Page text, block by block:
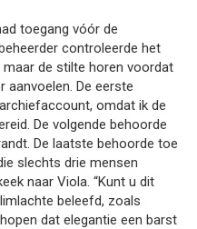
toegang vóór de
controleerde het
de stilte horen voordat
aanvoelen. De eerste
omdat ik de
De volgende behoorde
De laatste behoorde toe
slechts drie mensen
naar Viola. “Kunt u dit
beleefd, zoals
dat elegantie een barst